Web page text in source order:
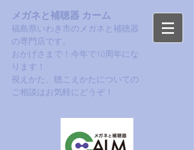
メガネと補聴器 カーム
福島県いわき市のメガネと補聴器
の専門店です。
おかげさまで！今年で10周年にな
ります！​
​視えかた、聴こえかたについての
ご相談はお気軽にどうぞ！